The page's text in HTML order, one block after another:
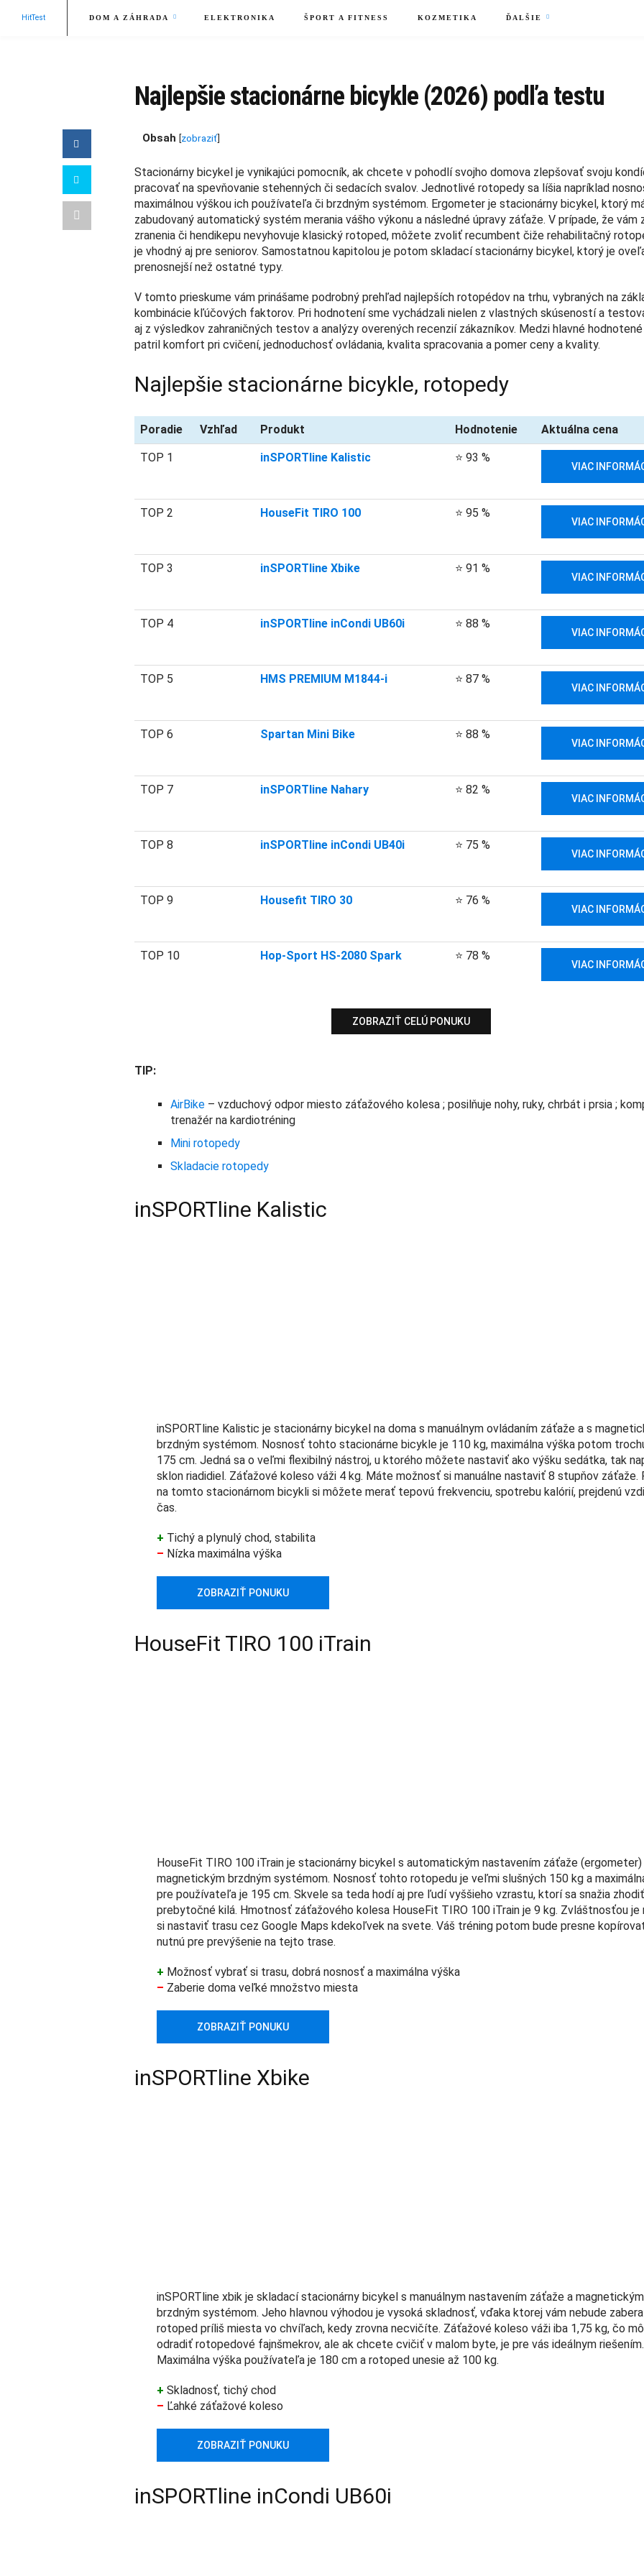
HitTest DOM A ZÁHRADA ELEKTRONIKA ŠPORT A FITNESS KOZMETIKA ĎALŠIE
Najlepšie stacionárne bicykle (2026) podľa testu
Obsah [zobraziť]
Stacionárny bicykel je vynikajúci pomocník, ak chcete v pohodlí svojho domova zlepšovať svoju
pracovať na spevňovanie stehenných či sedacích svalov. Jednotlivé rotopedy sa líšia napríklad
maximálnou výškou ich používateľa či brzdným systémom. Ergometer je stacionárny bicykel, ktorý
zabudovaný automatický systém merania vášho výkonu a následné úpravy záťaže. V prípade, že vám
zranenia či hendikepu nevyhovuje klasický rotoped, môžete zvoliť recumbent čiže rehabilitačný
je vhodný aj pre seniorov. Samostatnou kapitolou je potom skladací stacionárny bicykel, ktorý je
prenosnejší než ostatné typy.
V tomto prieskume vám prinášame podrobný prehľad najlepších rotopédov na trhu, vybraných na
kombinácie kľúčových faktorov. Pri hodnotení sme vychádzali nielen z vlastných skúseností a
aj z výsledkov zahraničných testov a analýzy overených recenzií zákazníkov. Medzi hlavné
patril komfort pri cvičení, jednoduchosť ovládania, kvalita spracovania a pomer ceny a kvality.
Najlepšie stacionárne bicykle, rotopedy
Poradie Vzhľad Produkt Hodnotenie Aktuálna cena
TOP 1 inSPORTline Kalistic ⭐ 93 %
VIAC
TOP 2 HouseFit TIRO 100 ⭐ 95 %
VIAC
TOP 3 inSPORTline Xbike ⭐ 91 %
VIAC
TOP 4 inSPORTline inCondi UB60i ⭐ 88 %
VIAC
TOP 5 HMS PREMIUM M1844-i ⭐ 87 %
VIAC
TOP 6 Spartan Mini Bike ⭐ 88 %
VIAC
TOP 7 inSPORTline Nahary ⭐ 82 %
VIAC
TOP 8 inSPORTline inCondi UB40i ⭐ 75 %
VIAC
TOP 9 Housefit TIRO 30 ⭐ 76 %
VIAC
TOP 10 Hop-Sport HS-2080 Spark ⭐ 78 %
VIAC
ZOBRAZIŤ CELÚ PONUKU
TIP:
AirBike – vzduchový odpor miesto záťažového kolesa ; posilňuje nohy, ruky, chrbát i prsia ;
trenažér na kardiotréning
Mini rotopedy
Skladacie rotopedy
inSPORTline Kalistic
inSPORTline Kalistic je stacionárny bicykel na doma s manuálnym ovládaním záťaže a s
brzdným systémom. Nosnosť tohto stacionárne bicykle je 110 kg, maximálna výška potom
175 cm. Jedná sa o veľmi flexibilný nástroj, u ktorého môžete nastaviť ako výšku sedátka, tak
sklon riadidiel. Záťažové koleso váži 4 kg. Máte možnosť si manuálne nastaviť 8 stupňov záťaže.
na tomto stacionárnom bicykli si môžete merať tepovú frekvenciu, spotrebu kalórií, prejdenú
čas.
+ Tichý a plynulý chod, stabilita
– Nízka maximálna výška
ZOBRAZIŤ PONUKU
HouseFit TIRO 100 iTrain
HouseFit TIRO 100 iTrain je stacionárny bicykel s automatickým nastavením záťaže (ergometer)
magnetickým brzdným systémom. Nosnosť tohto rotopedu je veľmi slušných 150 kg a
pre používateľa je 195 cm. Skvele sa teda hodí aj pre ľudí vyššieho vzrastu, ktorí sa snažia zhodiť
prebytočné kilá. Hmotnosť záťažového kolesa HouseFit TIRO 100 iTrain je 9 kg. Zvláštnosťou je
si nastaviť trasu cez Google Maps kdekoľvek na svete. Váš tréning potom bude presne
nutnú pre prevýšenie na tejto trase.
+ Možnosť vybrať si trasu, dobrá nosnosť a maximálna výška
– Zaberie doma veľké množstvo miesta
ZOBRAZIŤ PONUKU
inSPORTline Xbike
inSPORTline xbik je skladací stacionárny bicykel s manuálnym nastavením záťaže a magnetickým
brzdným systémom. Jeho hlavnou výhodou je vysoká skladnosť, vďaka ktorej vám nebude
rotoped príliš miesta vo chvíľach, kedy zrovna necvičíte. Záťažové koleso váži iba 1,75 kg, čo
odradiť rotopedové fajnšmekrov, ale ak chcete cvičiť v malom byte, je pre vás ideálnym riešením.
Maximálna výška používateľa je 180 cm a rotoped unesie až 100 kg.
+ Skladnosť, tichý chod
– Ľahké záťažové koleso
ZOBRAZIŤ PONUKU
inSPORTline inCondi UB60i